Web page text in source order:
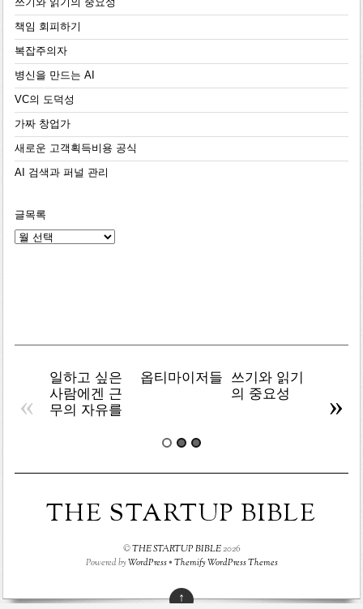
쓰기와 읽기의 중요성
책임 회피하기
복잡주의자
병신을 만드는 AI
VC의 도덕성
가짜 창업가
새로운 고객획득비용 공식
AI 검색과 퍼널 관리
글목록
글
일하고 싶은
사람에겐 근
무의 자유를
옵티마이저들
쓰기와 읽기
의 중요성
« »
THE STARTUP BIBLE
©THE STARTUP BIBLE2026
Powered byWordPress•Themify WordPress Themes
↑